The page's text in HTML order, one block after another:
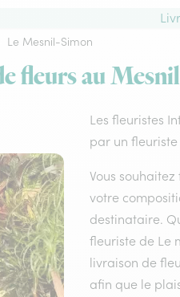
Le Mesnil-Simon
fleurs au
Les fleuristes
par un
Vous
votre
destinataire.
fleuriste de Le
livraison de
afin que le